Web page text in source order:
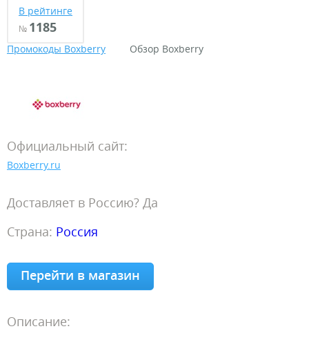
В рейтинге
№ 1185
Промокоды Boxberry Обзор Boxberry
Официальный сайт:
Boxberry.ru
Доставляет в Россию? Да
Страна: Россия
Перейти в магазин
Описание: